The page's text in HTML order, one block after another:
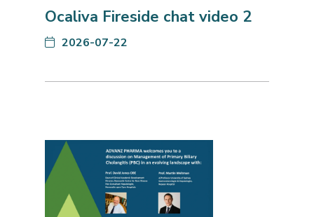
Ocaliva Fireside chat video 2
2026-07-22